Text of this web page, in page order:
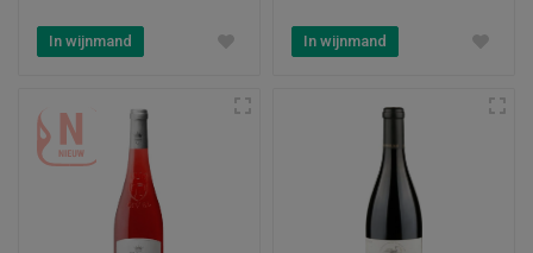
In wijnmand In wijnmand